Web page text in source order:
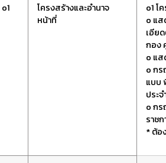
o1
โครงสร้างและอำนาจ
หน้าที่
o1 โ
o แส
เอีย
กอง
o แส
o ก
แบบ
ประจ
o กร
ราช
* ต้อ